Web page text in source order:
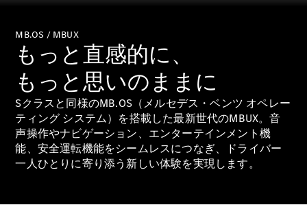
Mercedes-
Maybach
EQS SUV
電気
GLA
GLB
GLC
GLC Coupé
GLE
GLE Coupé
GLS
MB.OS / MBUX
もっと直感的に、
もっと思いのままに
Sクラスと同様のMB.OS（メルセデス・ベンツ オペレー
ティング システム）を搭載した最新世代のMBUX。音
声操作やナビゲーション、エンターテインメント機
能、安全運転機能をシームレスにつなぎ、ドライバー
一人ひとりに寄り添う新しい体験を実現します。